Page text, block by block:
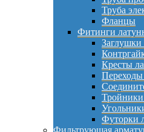
Труба
Фланцы
Фитинги
Заглушки
Кресты
Футорки